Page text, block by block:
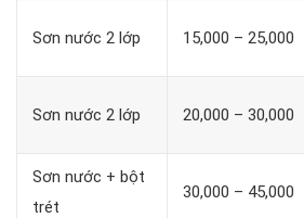
Sơn nước 2 lớp 15,000 – 25,000
Sơn nước 2 lớp 20,000 – 30,000
Sơn nước + bột
trét
30,000 – 45,000